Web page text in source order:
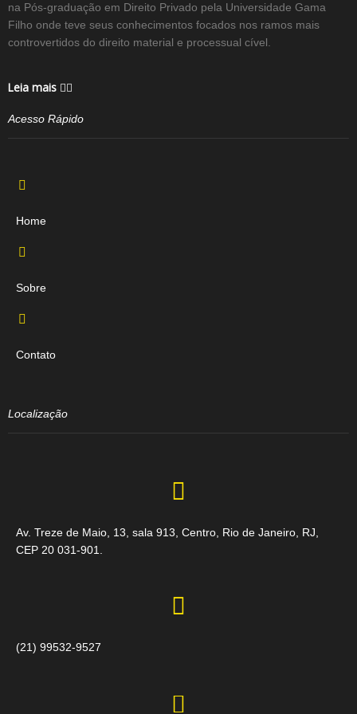
na Pós-graduação em Direito Privado pela Universidade Gama
Filho onde teve seus conhecimentos focados nos ramos mais
controvertidos do direito material e processual cível.
Leia mais
Acesso Rápido
Home
Sobre
Contato
Localização
Av. Treze de Maio, 13, sala 913, Centro, Rio de Janeiro, RJ,
CEP 20 031-901.
(21) 99532-9527